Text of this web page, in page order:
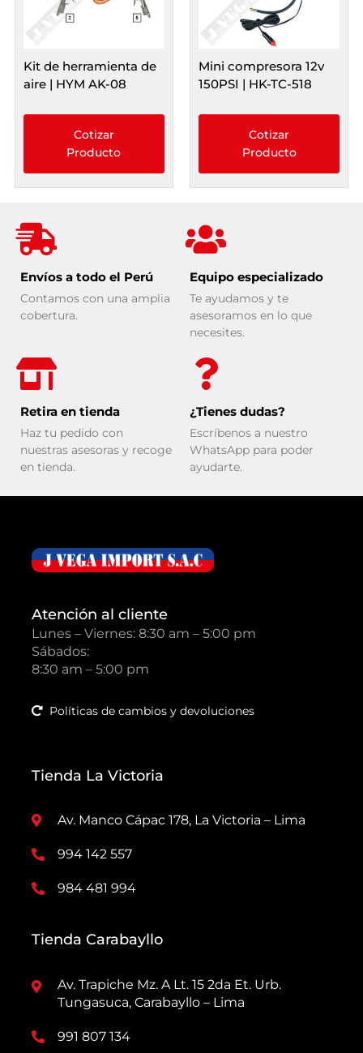
Kit de herramienta de
aire | HYM AK-08
Cotizar
Producto
Mini compresora 12v
150PSI | HK-TC-518
Cotizar
Producto
Envíos a todo el Perú
Contamos con una amplia
cobertura.
Equipo especializado
Te ayudamos y te
asesoramos en lo que
necesites.
Retira en tienda
Haz tu pedido con
nuestras asesoras y recoge
en tienda.
¿Tienes dudas?
Escríbenos a nuestro
WhatsApp para poder
ayudarte.
Atención al cliente
Lunes – Viernes: 8:30 am – 5:00 pm
Sábados:
8:30 am – 5:00 pm
Políticas de cambios y devoluciones
Tienda La Victoria
Av. Manco Cápac 178, La Victoria – Lima
994 142 557
984 481 994
Tienda Carabayllo
Av. Trapiche Mz. A Lt. 15 2da Et. Urb.
Tungasuca, Carabayllo – Lima
991 807 134